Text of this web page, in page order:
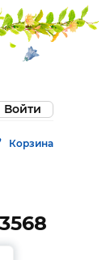
Войти
Корзина